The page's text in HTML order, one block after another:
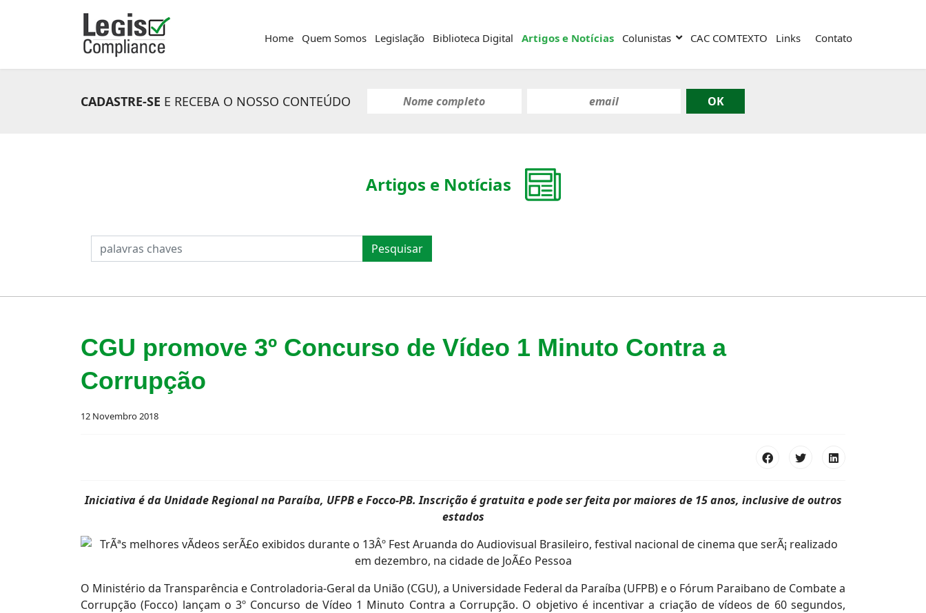
Home Quem Somos Legislação Biblioteca Digital Artigos e Notícias Colunistas CAC COMTEXTO Links Contato
CADASTRE-SE E RECEBA O NOSSO CONTEÚDO
PESQUISAR Pesquisar
Artigos e Notícias
CGU promove 3º Concurso de Vídeo 1 Minuto Contra a
Corrupção
12 Novembro 2018
Iniciativa é da Unidade Regional na Paraíba, UFPB e Focco-PB. Inscrição é gratuita e pode ser feita por maiores de 15 anos, inclusive de outros
estados
O Ministério da Transparência e Controladoria-Geral da União (CGU), a Universidade Federal da Paraíba (UFPB) e o Fórum Paraibano de Combate a
Corrupção (Focco) lançam o 3º Concurso de Vídeo 1 Minuto Contra a Corrupção. O objetivo é incentivar a criação de vídeos de 60 segundos,